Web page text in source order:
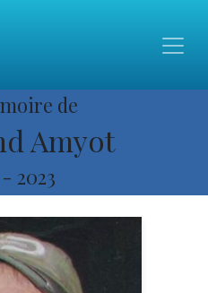
de
Amyot
- 2023